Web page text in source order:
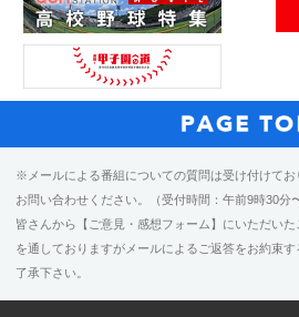
※メールによる番組についての質問は受け付けて
お問い合わせください。（受付時間：午前9時30分
皆さんから【ご意見・感想フォーム】にいただい
を通しておりますがメールによるご返答をお約束
了承下さい。